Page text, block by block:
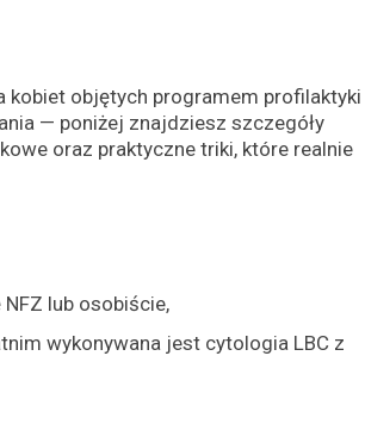
kobiet objętych programem profilaktyki
— poniżej znajdziesz szczegóły
oraz praktyczne triki, które realnie
lub osobiście,
wykonywana jest cytologia LBC z